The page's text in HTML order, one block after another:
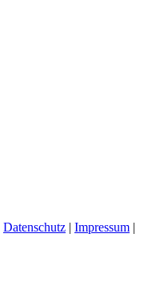
Datenschutz | Impressum |